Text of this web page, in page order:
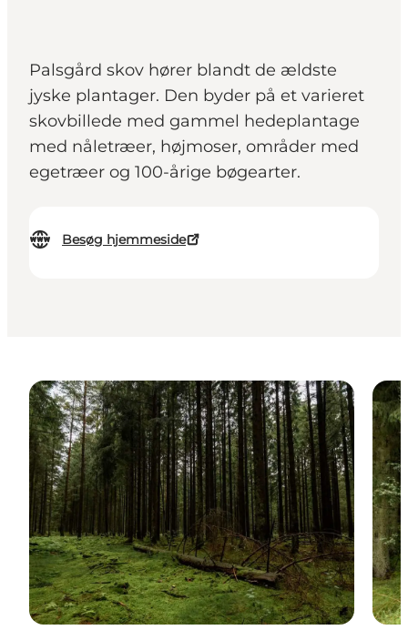
Palsgård skov hører blandt de ældste
jyske plantager. Den byder på et varieret
skovbillede med gammel hedeplantage
med nåletræer, højmoser, områder med
egetræer og 100-årige bøgearter.
Besøg hjemmeside